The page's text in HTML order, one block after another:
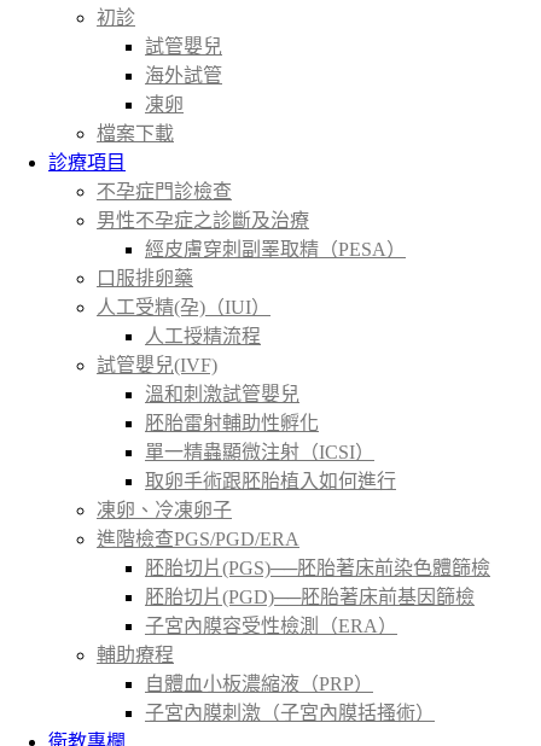
初診
試管嬰兒
海外試管
凍卵
檔案下載
診療項目
不孕症門診檢查
男性不孕症之診斷及治療
經皮膚穿刺副睪取精（PESA）
口服排卵藥
人工受精(孕)（IUI）
人工授精流程
試管嬰兒(IVF)
溫和刺激試管嬰兒
胚胎雷射輔助性孵化
單一精蟲顯微注射（ICSI）
取卵手術跟胚胎植入如何進行
凍卵、冷凍卵子
進階檢查PGS/PGD/ERA
胚胎切片(PGS)──胚胎著床前染色體篩檢
胚胎切片(PGD)──胚胎著床前基因篩檢
子宮內膜容受性檢測（ERA）
輔助療程
自體血小板濃縮液（PRP）
子宮內膜刺激（子宮內膜括搔術）
衛教專欄